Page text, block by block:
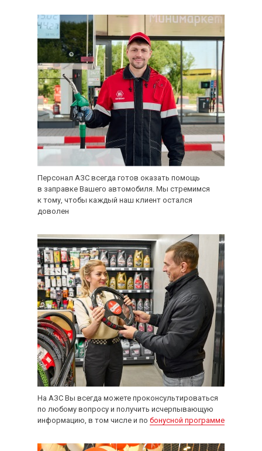
Персонал АЗС всегда готов оказать помощь
в заправке Вашего автомобиля. Мы стремимся
к тому, чтобы каждый наш клиент остался
доволен
На АЗС Вы всегда можете проконсультироваться
по любому вопросу и получить исчерпывающую
информацию, в том числе и по бонусной программе